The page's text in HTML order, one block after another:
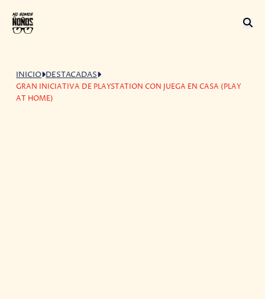
INICIO DESTACADAS
GRAN INICIATIVA DE PLAYSTATION CON JUEGA EN CASA (PLAY
AT HOME)